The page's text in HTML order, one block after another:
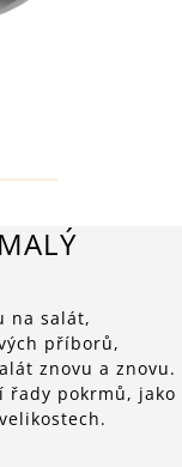
na salát,
příborů,
znovu a znovu.
pokrmů, jako